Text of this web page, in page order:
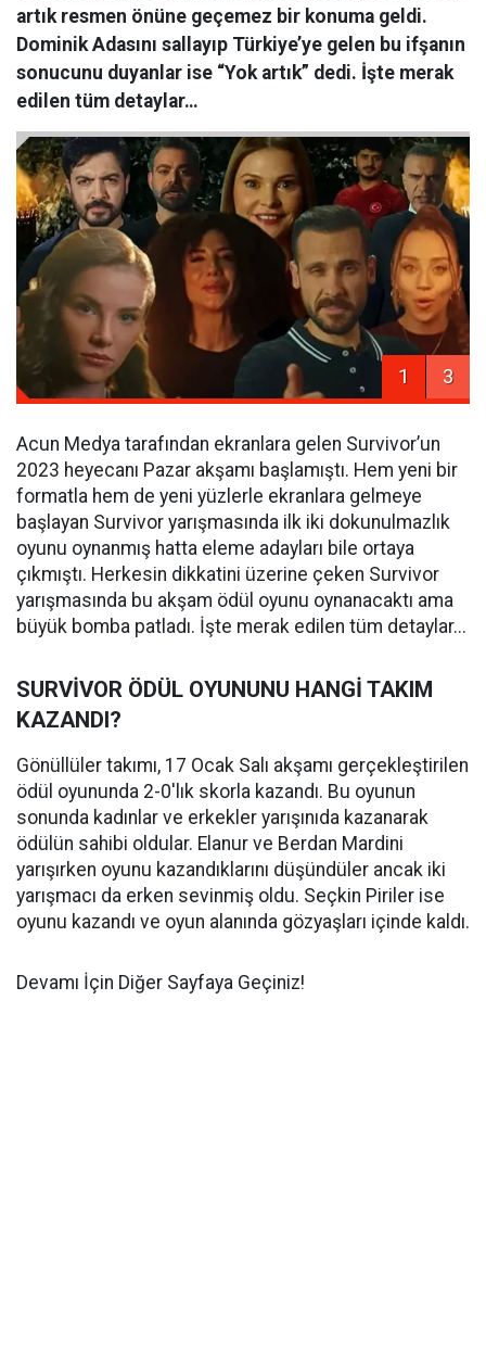
artık resmen önüne geçemez bir konuma geldi.
Dominik Adasını sallayıp Türkiye’ye gelen bu ifşanın
sonucunu duyanlar ise “Yok artık” dedi. İşte merak
edilen tüm detaylar…
1 3
Acun Medya tarafından ekranlara gelen Survivor’un
2023 heyecanı Pazar akşamı başlamıştı. Hem yeni bir
formatla hem de yeni yüzlerle ekranlara gelmeye
başlayan Survivor yarışmasında ilk iki dokunulmazlık
oyunu oynanmış hatta eleme adayları bile ortaya
çıkmıştı. Herkesin dikkatini üzerine çeken Survivor
yarışmasında bu akşam ödül oyunu oynanacaktı ama
büyük bomba patladı. İşte merak edilen tüm detaylar...
SURVİVOR ÖDÜL OYUNUNU HANGİ TAKIM
KAZANDI?
Gönüllüler takımı, 17 Ocak Salı akşamı gerçekleştirilen
ödül oyununda 2-0'lık skorla kazandı. Bu oyunun
sonunda kadınlar ve erkekler yarışınıda kazanarak
ödülün sahibi oldular. Elanur ve Berdan Mardini
yarışırken oyunu kazandıklarını düşündüler ancak iki
yarışmacı da erken sevinmiş oldu. Seçkin Piriler ise
oyunu kazandı ve oyun alanında gözyaşları içinde kaldı.
Devamı İçin Diğer Sayfaya Geçiniz!